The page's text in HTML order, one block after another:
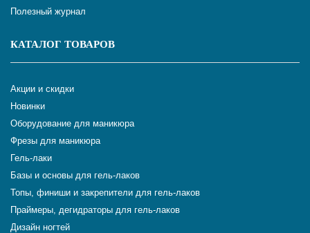
Полезный журнал
КАТАЛОГ ТОВАРОВ
Акции и скидки
Новинки
Оборудование для маникюра
Фрезы для маникюра
Гель-лаки
Базы и основы для гель-лаков
Топы, финиши и закрепители для гель-лаков
Праймеры, дегидраторы для гель-лаков
Дизайн ногтей